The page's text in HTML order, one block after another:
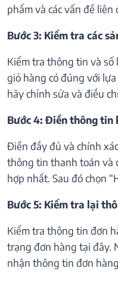
phẩm và các vấn đề liên
Bước 3: Kiểm tra các
Kiểm tra thông tin và
giỏ hàng có đúng với
hãy chỉnh sửa và điều
Bước 4: Điền thông tin
Điền đầy đủ và chính
thông tin thanh toán và
hợp nhất. Sau đó chọn
Bước 5: Kiểm tra lại
Kiểm tra thông tin đơn
trạng đơn hàng tại đây.
nhận thông tin đơn